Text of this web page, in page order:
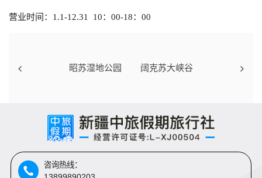
营业时间：1.1-12.31 10：00-18：00
昭苏湿地公园 阔克苏大峡谷
咨询热线：